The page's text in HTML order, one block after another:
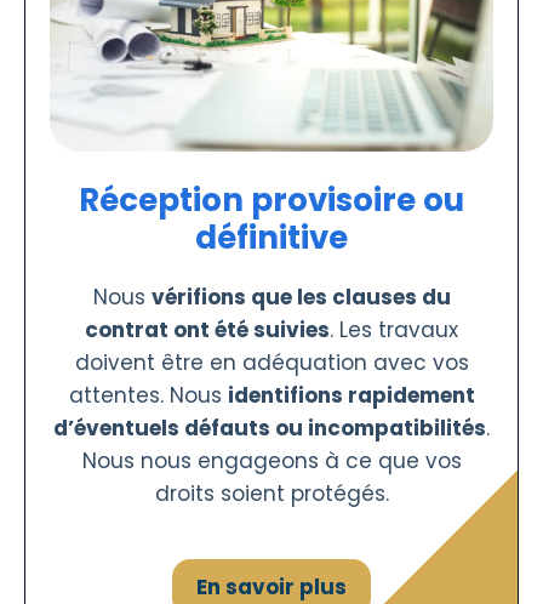
Réception provisoire ou
définitive
Nous vérifions que les clauses du
contrat ont été suivies. Les travaux
doivent être en adéquation avec vos
attentes. Nous identifions rapidement
d’éventuels défauts ou incompatibilités.
Nous nous engageons à ce que vos
droits soient protégés.
En savoir plus